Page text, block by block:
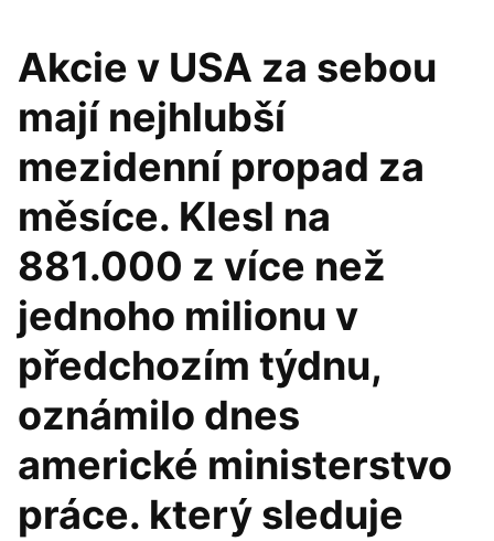
Akcie v USA za sebou
mají nejhlubší
mezidenní propad za
měsíce. Klesl na
881.000 z více než
jednoho milionu v
předchozím týdnu,
oznámilo dnes
americké ministerstvo
práce. který sleduje